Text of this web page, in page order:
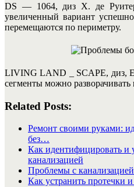
DS — 1064, диз Х. де
увеличенный вариант
перемещаются по периметру.
LIVING LAND _ SCAPE, диз,
сегменты можно
Related Posts:
Ремонт своими руками:
без…
Как идентифицировать и
канализацией
Проблемы с
Как устранить протечки